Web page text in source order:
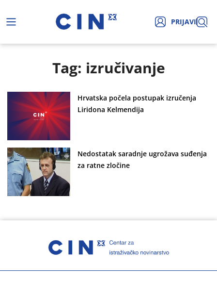
PRIJAVI
Tag: izručivanje
Hrvatska počela postupak izručenja
Liridona Kelmendija
Nedostatak saradnje ugrožava suđenja
za ratne zločine